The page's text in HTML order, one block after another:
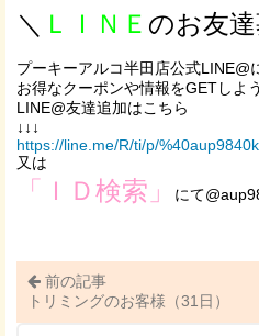
＼ ＬＩＮＥ のお友
プーキーアルコ半田店公式LINE@
お得なクーポンや情報をGETしよ
LINE@友達追加はこちら
↓↓↓
https://line.me/R/ti/p/%40aup9840k
又は
「ＩＤ検索」 にて
前の記事
トリミングのお客様（31日）